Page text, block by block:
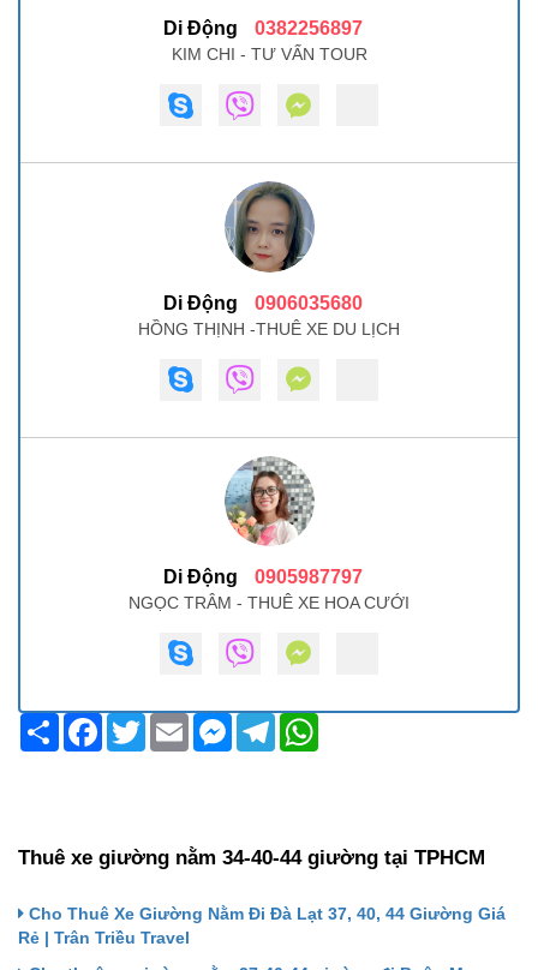
Di Động 0382256897
KIM CHI - TƯ VẤN TOUR
Di Động 0906035680
HỒNG THỊNH -THUÊ XE DU LỊCH
Di Động 0905987797
NGỌC TRÂM - THUÊ XE HOA CƯỚI
Share Facebook
TwitterEmail Messenger
Telegram
Thuê xe giường nằm 34-40-44 giường tại TPHCM
Cho Thuê Xe Giường Nằm Đi Đà Lạt 37, 40, 44 Giường Giá
Rẻ | Trân Triều Travel